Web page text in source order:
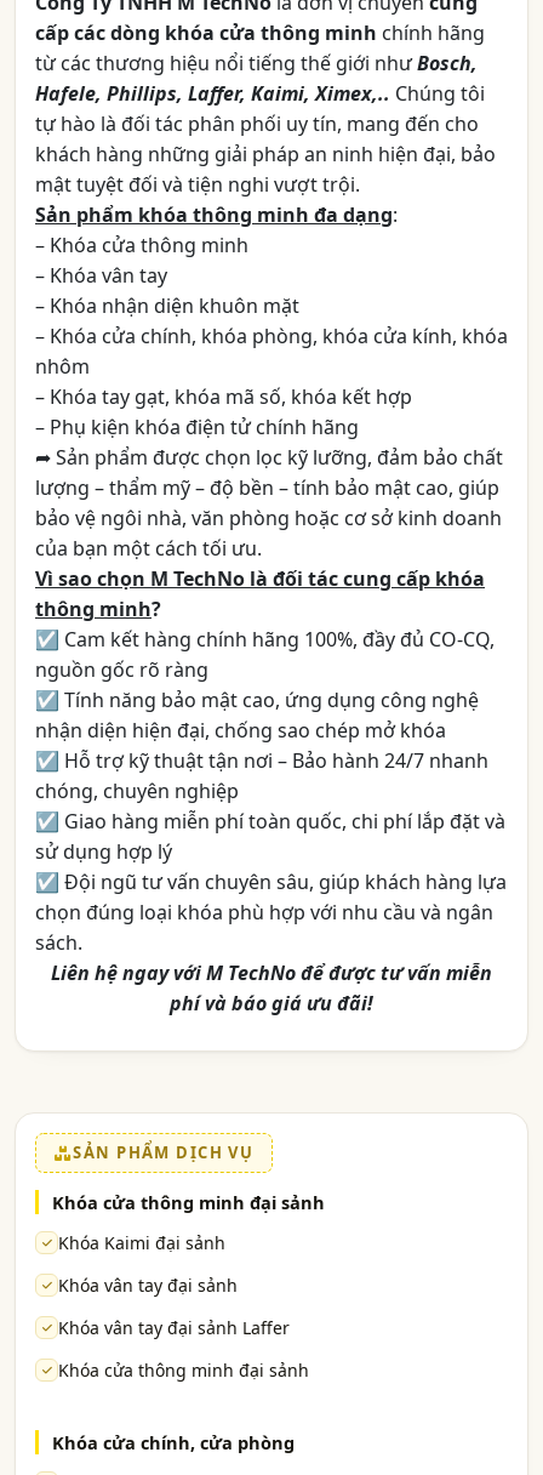
cấp các dòng khóa cửa thông minh chính hãng
từ các thương hiệu nổi tiếng thế giới nhưBosch,
Hafele, Phillips, Laffer, Kaimi, Ximex,.. Chúng tôi
tự hào là đối tác phân phối uy tín, mang đến cho
khách hàng những giải pháp an ninh hiện đại, bảo
mật tuyệt đối và tiện nghi vượt trội.
Sản phẩm khóa thông minh đa dạng:
– Khóa cửa thông minh
– Khóa vân tay
– Khóa nhận diện khuôn mặt
– Khóa cửa chính, khóa phòng, khóa cửa kính, khóa
nhôm
– Khóa tay gạt, khóa mã số, khóa kết hợp
– Phụ kiện khóa điện tử chính hãng
➦ Sản phẩm được chọn lọc kỹ lưỡng, đảm bảo chất
lượng – thẩm mỹ – độ bền – tính bảo mật cao, giúp
bảo vệ ngôi nhà, văn phòng hoặc cơ sở kinh doanh
của bạn một cách tối ưu.
Vì sao chọn M TechNo là đối tác cung cấp khóa
thông minh?
☑ Cam kết hàng chính hãng 100%, đầy đủ CO-CQ,
nguồn gốc rõ ràng
☑ Tính năng bảo mật cao, ứng dụng công nghệ
nhận diện hiện đại, chống sao chép mở khóa
☑ Hỗ trợ kỹ thuật tận nơi – Bảo hành 24/7 nhanh
chóng, chuyên nghiệp
☑ Giao hàng miễn phí toàn quốc, chi phí lắp đặt và
sử dụng hợp lý
☑ Đội ngũ tư vấn chuyên sâu, giúp khách hàng lựa
chọn đúng loại khóa phù hợp với nhu cầu và ngân
sách.
Liên hệ ngay với M TechNo để được tư vấn miễn
phí và báo giá ưu đãi!
SẢN PHẨM DỊCH VỤ
Khóa cửa thông minh đại sảnh
Khóa Kaimi đại sảnh
Khóa vân tay đại sảnh
Khóa vân tay đại sảnh Laffer
Khóa cửa thông minh đại sảnh
Khóa cửa chính, cửa phòng